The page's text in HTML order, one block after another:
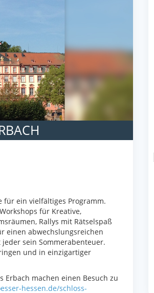
für ein vielfältiges Programm.
für Kreative,
Rallys mit Rätselspaß
einen abwechslungsreichen
sein Sommerabenteuer.
und in einzigartiger
Erbach machen einen Besuch zu
hessen.de/schloss-